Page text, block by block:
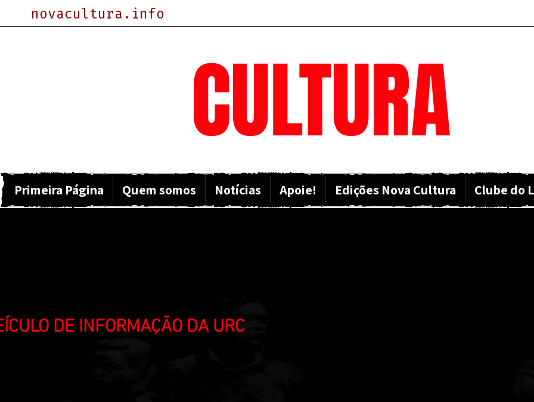
novacultura.info
CULTURA
Primeira Página Quem somos Notícias Apoie! Edições Nova Cultura Clube do
DE INFORMAÇÃO DA URC